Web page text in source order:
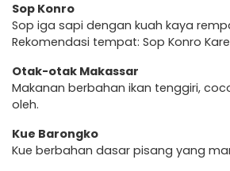
Sop Konro
Sop iga sapi dengan kuah kaya
Rekomendasi tempat: Sop Konro
Otak-otak Makassar
Makanan berbahan ikan tenggiri,
oleh.
Kue Barongko
Kue berbahan dasar pisang yang